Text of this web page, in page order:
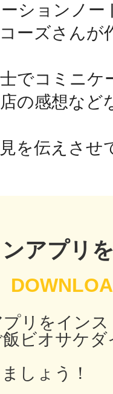
ピー
ションノー
ーズさんが
でコミニケ
の感想など
を伝えさせ
アプリ
リをイン
ビオサケ
しょう！
智頭
鴻巣
生駒
秋葉原